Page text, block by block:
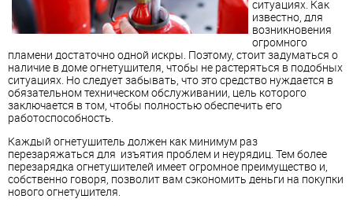
ситуациях. Как
известно, для
возникновения
огромного
пламени достаточно одной искры. Поэтому, стоит задуматься о
наличие в доме огнетушителя, чтобы не растеряться в подобных
ситуациях. Но следует забывать, что это средство нуждается в
обязательном техническом обслуживании, цель которого
заключается в том, чтобы полностью обеспечить его
работоспособность.
Каждый огнетушитель должен как минимум раз
перезаряжаться для изъятия проблем и неурядиц. Тем более
перезарядка огнетушителей имеет огромное преимущество и,
собственно говоря, позволит вам сэкономить деньги на покупки
нового огнетушителя.